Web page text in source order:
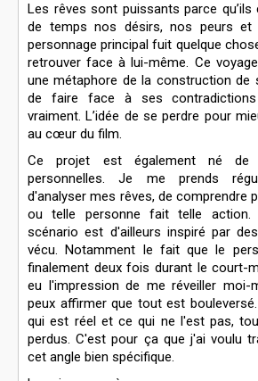
Les rêves sont puissants parce qu’ils
de temps nos désirs, nos peurs et
personnage principal fuit quelque
retrouver face à lui-même. Ce
une métaphore de la construction de
de faire face à ses
vraiment. L’idée de se perdre pour
au cœur du film.
Ce projet est également né de
personnelles. Je me prends
d'analyser mes rêves, de comprendre
ou telle personne fait telle
scénario est d'ailleurs inspiré par
vécu. Notamment le fait que le
finalement deux fois durant le court-
eu l'impression de me réveiller moi-
peux affirmer que tout est
qui est réel et ce qui ne l'est pas,
perdus. C'est pour ça que j'ai voulu
cet angle bien spécifique.